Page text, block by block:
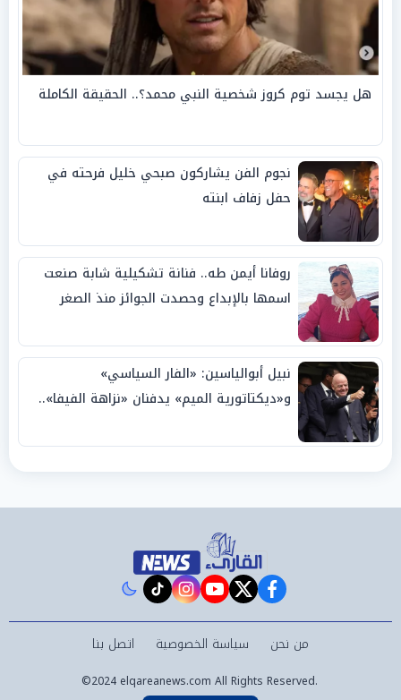
هل يجسد توم كروز شخصية النبي محمد؟.. الحقيقة الكاملة
نجوم الفن يشاركون صبحي خليل فرحته في
حفل زفاف ابنته
روفانا أيمن طه.. فنانة تشكيلية شابة صنعت
اسمها بالإبداع وحصدت الجوائز منذ الصغر
نبيل أبوالياسين: «الفار السياسي»
و«ديكتاتورية الميم» يدفنان «نزاهة الفيفا»..
facebook
twitter
youtube
instagram
tiktok
من نحن سياسة الخصوصية اتصل بنا
©2024 elqareanews.com All Rights Reserved.